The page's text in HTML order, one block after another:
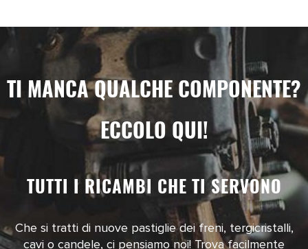
TI MANCA QUALCHE COMPONENTE?
ECCOLO QUI!
TUTTI I RICAMBI CHE TI SERVONO
Che si tratti di nuove pastiglie dei freni, tergicristalli,
cavi o candele, ci pensiamo noi! Trova facilmente